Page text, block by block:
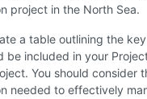
project in the North Sea.
a table outlining the
be included in your
You should consider
needed to effectively